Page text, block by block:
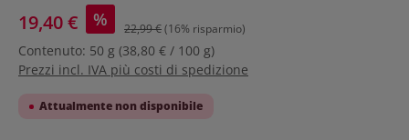
19,40 € % 22,99 €(16% risparmio)
Contenuto: 50 g (38,80 € / 100 g)
Prezzi incl. IVA più costi di spedizione
Attualmente non disponibile